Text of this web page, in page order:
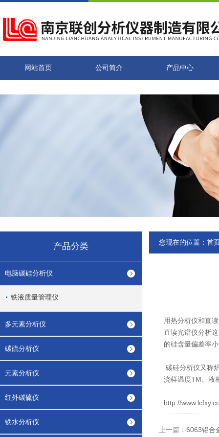
网站首页 公司简介 产品中心
产品分类
电脑碳硅分析仪
铁液质量管理仪
多元素分析仪
碳硫分析仪
元素分析仪
红外碳硫仪
铁水分析仪
您现在的位置： 首
用热分析仪和直
直读光谱仪分析
的硅含量偏差率
碳硅分析仪又称
浇样温度TM、液
http://
上一篇： 6063铝合